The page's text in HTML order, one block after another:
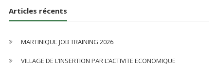
Articles récents
MARTINIQUE JOB TRAINING 2026
VILLAGE DE L’INSERTION PAR L’ACTIVITE ECONOMIQUE